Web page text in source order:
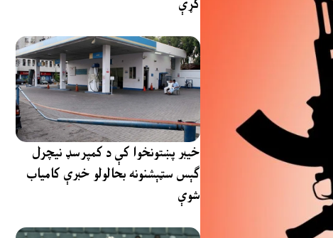
خیبر پښتونخوا کې د کمپرسډ نیچرل
ګېس سټېشنونه بحالولو خبرې کامیاب
شوې